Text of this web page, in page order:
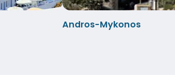
Andros-Mykonos